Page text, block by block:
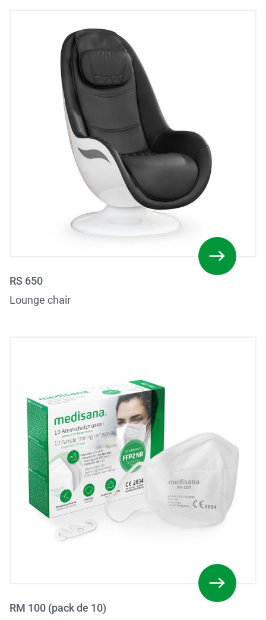
RS 650
Lounge chair
RM 100 (pack de 10)